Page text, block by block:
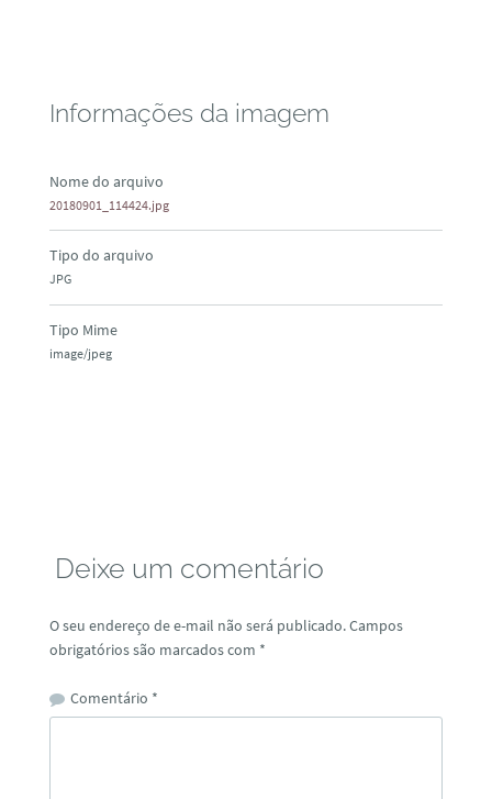
Informações da imagem
Nome do arquivo
20180901_114424.jpg
Tipo do arquivo
JPG
Tipo Mime
image/jpeg
Deixe um comentário
O seu endereço de e-mail não será publicado.Campos
obrigatórios são marcados com *
Comentário *